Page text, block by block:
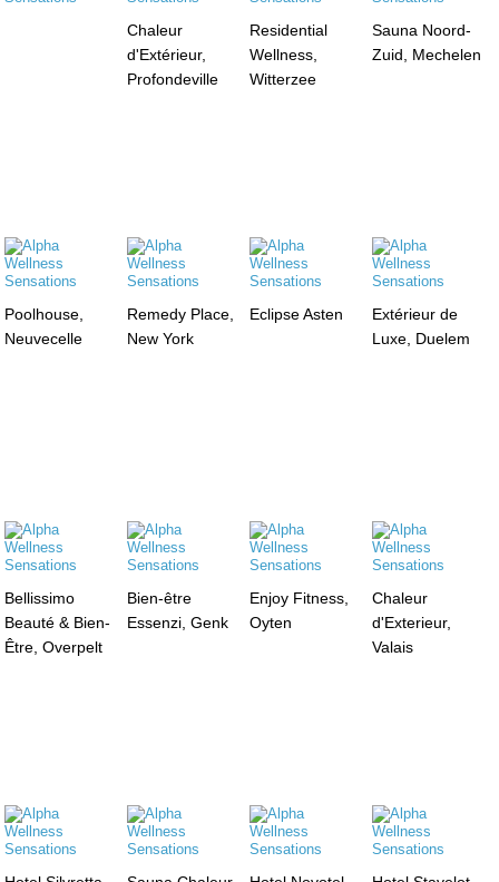
Chaleur
d'Extérieur,
Profondeville
Residential
Wellness,
Witterzee
Sauna Noord-
Zuid, Mechelen
Poolhouse,
Neuvecelle
Remedy Place,
New York
Eclipse Asten
Extérieur de
Luxe, Duelem
Bellissimo
Beauté & Bien-
Être, Overpelt
Bien-être
Essenzi, Genk
Enjoy Fitness,
Oyten
Chaleur
d'Exterieur,
Valais